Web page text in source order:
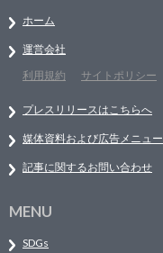
ホーム
運営会社
利用規約
サイトポリシー
プレスリリースはこちらへ
媒体資料および広告メニュー
記事に関するお問い合わせ
MENU
SDGs